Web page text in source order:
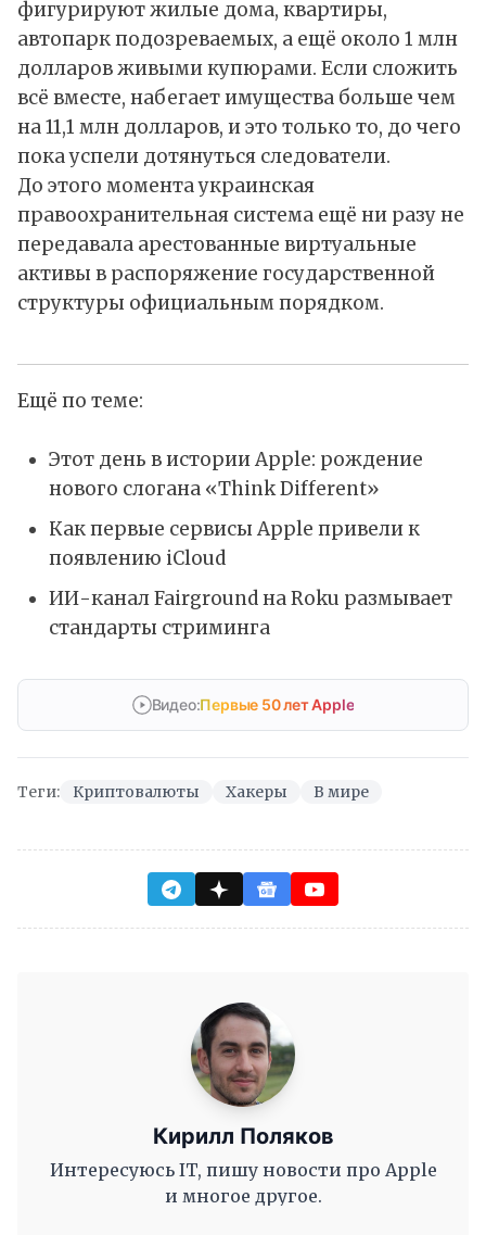
фигурируют жилые дома, квартиры,
автопарк подозреваемых, а ещё около 1 млн
долларов живыми купюрами. Если сложить
всё вместе, набегает имущества больше чем
на 11,1 млн долларов, и это только то, до чего
пока успели дотянуться следователи.
До этого момента украинская
правоохранительная система ещё ни разу не
передавала арестованные виртуальные
активы в распоряжение государственной
структуры официальным порядком.
Ещё по теме:
Этот день в истории Apple: рождение
нового слогана «Think Different»
Как первые сервисы Apple привели к
появлению iCloud
ИИ-канал Fairground на Roku размывает
стандарты стриминга
Видео:Первые 50 лет Apple
Теги: Криптовалюты Хакеры В мире
Кирилл Поляков
Интересуюсь IT, пишу новости про Apple
и многое другое.